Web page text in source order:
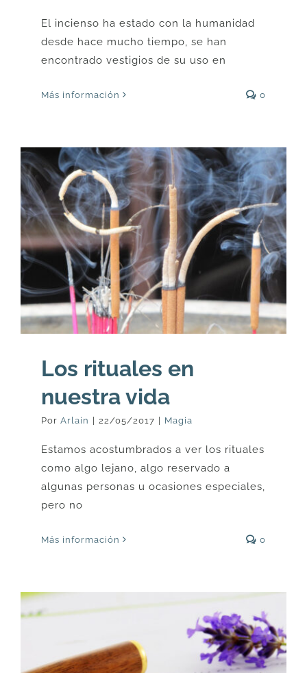
El incienso ha estado con la humanidad
desde hace mucho tiempo, se han
encontrado vestigios de su uso en
Más información 0
Los rituales en
nuestra vida
Por Arlain | 22/05/2017 | Magia
Estamos acostumbrados a ver los rituales
como algo lejano, algo reservado a
algunas personas u ocasiones especiales,
pero no
Más información 0